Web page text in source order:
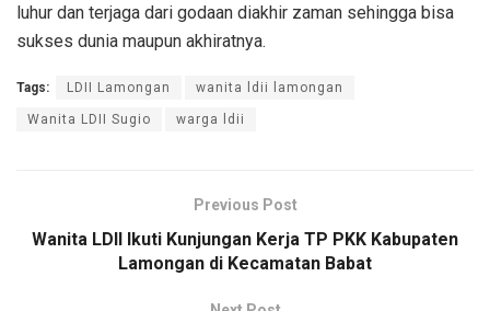
luhur dan terjaga dari godaan diakhir zaman sehingga bisa
sukses dunia maupun akhiratnya.
Tags: LDII Lamongan wanita ldii lamongan
Wanita LDII Sugio warga ldii
Previous Post
Wanita LDII Ikuti Kunjungan Kerja TP PKK Kabupaten
Lamongan di Kecamatan Babat